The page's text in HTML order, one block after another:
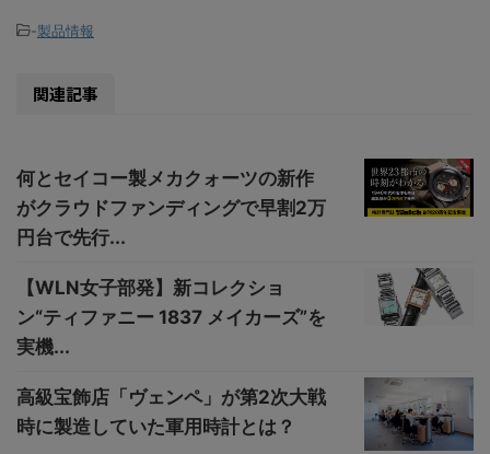
-製品情報
関連記事
何とセイコー製メカクォーツの新作
がクラウドファンディングで早割2万
円台で先行...
【WLN女子部発】新コレクショ
ン“ティファニー 1837 メイカーズ”を
実機...
高級宝飾店「ヴェンペ」が第2次大戦
時に製造していた軍用時計とは？